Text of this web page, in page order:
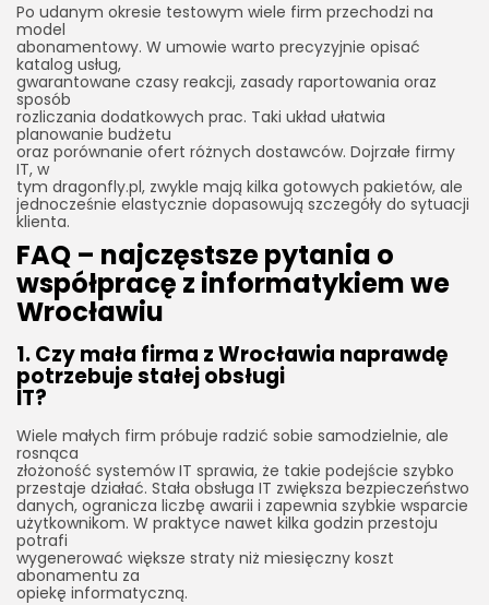
Po udanym okresie testowym wiele firm przechodzi na
model
abonamentowy. W umowie warto precyzyjnie opisać
katalog usług,
gwarantowane czasy reakcji, zasady raportowania oraz
sposób
rozliczania dodatkowych prac. Taki układ ułatwia
planowanie budżetu
oraz porównanie ofert różnych dostawców. Dojrzałe firmy
IT, w
tym dragonfly.pl, zwykle mają kilka gotowych pakietów, ale
jednocześnie elastycznie dopasowują szczegóły do sytuacji
klienta.
FAQ – najczęstsze pytania o
współpracę z informatykiem we
Wrocławiu
1. Czy mała firma z Wrocławia naprawdę
potrzebuje stałej obsługi
IT?
Wiele małych firm próbuje radzić sobie samodzielnie, ale
rosnąca
złożoność systemów IT sprawia, że takie podejście szybko
przestaje działać. Stała obsługa IT zwiększa bezpieczeństwo
danych, ogranicza liczbę awarii i zapewnia szybkie wsparcie
użytkownikom. W praktyce nawet kilka godzin przestoju
potrafi
wygenerować większe straty niż miesięczny koszt
abonamentu za
opiekę informatyczną.